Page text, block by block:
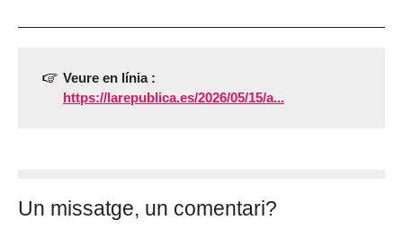
Veure en línia :
https://larepublica.es/2026/05/15/a...
Un missatge, un comentari?